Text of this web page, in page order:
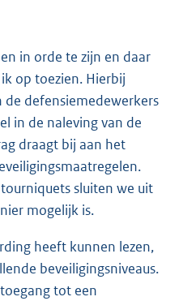
in orde te zijn en daar
op toezien. Hierbij
defensiemedewerkers
in de naleving van de
draagt bij aan het
sluiten we uit
mogelijk is.
heeft kunnen lezen,
beveiligingsniveaus.
tot een